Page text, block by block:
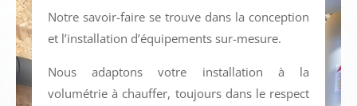
Notre savoir-faire se trouve dans la conception
et l’installation d’équipements sur-mesure.
Nous adaptons votre installation à la
volumétrie à chauffer, toujours dans le respect